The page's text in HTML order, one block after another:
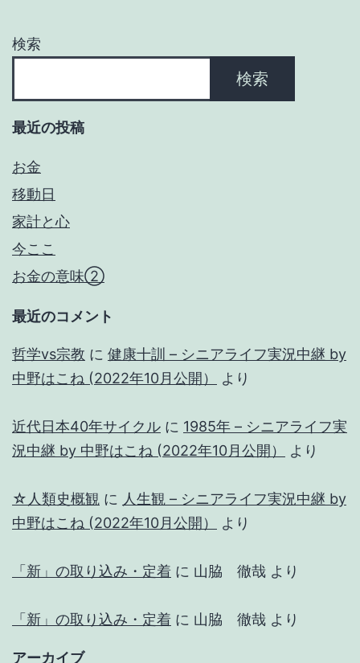
ョ
検索
検索
最近の投稿
お金
移動日
家計と心
今ここ
お金の意味②
最近のコメント
哲学vs宗教 に 健康十訓 – シニアライフ実況中継 by
中野はこね (2022年10月公開）
より
近代日本40年サイクル に 1985年 – シニアライフ実
況中継 by 中野はこね (2022年10月公開）
より
☆人類史概観 に 人生観 – シニアライフ実況中継 by
中野はこね (2022年10月公開）
より
「新」の取り込み・定着 に 山脇 徹哉 より
「新」の取り込み・定着 に 山脇 徹哉 より
アーカイブ